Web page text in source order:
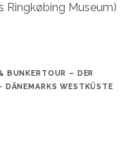
Ringkøbing Museum)
BUNKERTOUR – DER
WESTKÜSTE